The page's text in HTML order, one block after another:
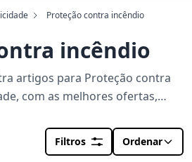
Proteção contra incêndio
incêndio
artigos para Proteção contra
com as melhores ofertas,
Filtros Ordenar